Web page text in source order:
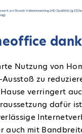
Nutzung von
zu
verringert
dafür
auch mit